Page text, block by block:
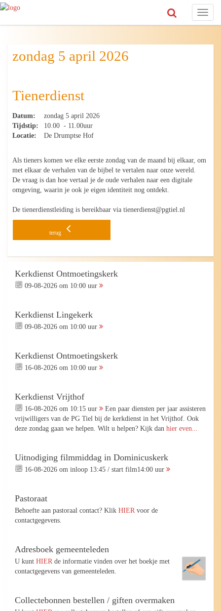
Toggle
zondag 5 april 2026
Tienerdienst
Datum:
zondag 5 april 2026
Tijdstip:
10.00 - 11.00uur
Locatie:
De Drumptse Hof
Als tieners komen we elke eerste zondag van de maand bij elkaar, om
met elkaar de verhalen van de bijbel te vertalen naar onze wereld.
De vraag is dan hoe vertaal je de oude verhalen naar een digitale
omgeving, waarin je ook je eigen identiteit nog ontdekt.
De tienerdienstleiding is bereikbaar via tienerdienst@pgtiel.nl
terug
Kerkdienst Ontmoetingskerk
09-08-2026 om 10:00 uur
Kerkdienst Lingekerk
09-08-2026 om 10:00 uur
Kerkdienst Ontmoetingskerk
16-08-2026 om 10:00 uur
Kerkdienst Vrijthof
16-08-2026 om 10:15 uur
Een paar diensten per jaar assisteren
vrijwilligers van de PG Tiel bij de kerkdienst in het Vrijthof. Ook
deze zondag gaan we helpen. Wilt u helpen? Kijk dan hier even...
Uitnodiging filmmiddag in Dominicuskerk
16-08-2026 om inloop 13:45 / start film14:00 uur
Pastoraat
Behoefte aan pastoraal contact? Klik HIER voor de
contactgegevens.
Adresboek gemeenteleden
U kunt HIER de informatie vinden over het boekje met
contactgegevens van gemeenteleden.
Collectebonnen bestellen / giften overmaken